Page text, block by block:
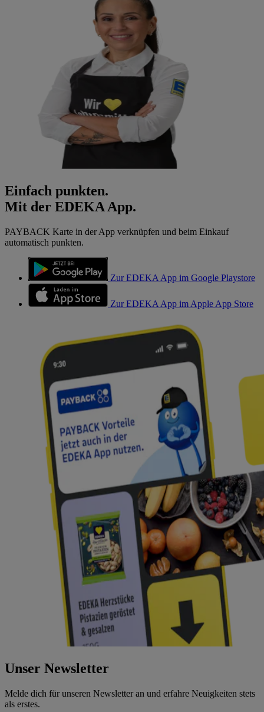
Einfach punkten.
Mit der EDEKA App.
PAYBACK Karte in der App verknüpfen und beim Einkauf
automatisch punkten.
Zur EDEKA App im Google Playstore
Zur EDEKA App im Apple App Store
Unser Newsletter
Melde dich für unseren Newsletter an und erfahre Neuigkeiten stets
als erstes.